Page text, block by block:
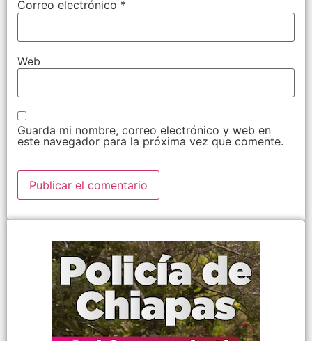
Correo electrónico *
Web
Guarda mi nombre, correo electrónico y web en
este navegador para la próxima vez que comente.